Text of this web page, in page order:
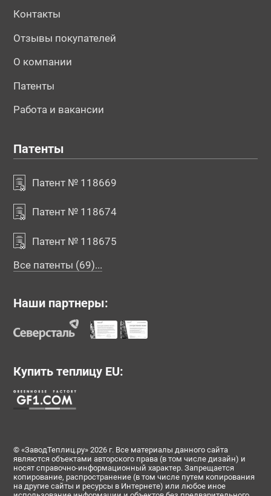
Контакты
Отзывы покупателей
О компании
Патенты
Работа и вакансии
Патенты
Патент № 118669
Патент № 118674
Патент № 118675
Все патенты (69)...
Наши партнеры:
Купить теплицу EU:
© «ЗаводТеплиц.ру» 2026 г. Все материалы данного сайта
являются объектами авторского права (в том числе дизайн) и
носят справочно-информационный характер. Запрещается
копирование, распространение (в том числе путем копирования
на другие сайты и ресурсы в Интернете) или любое иное